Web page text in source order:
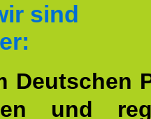
sind
Deutschen
und